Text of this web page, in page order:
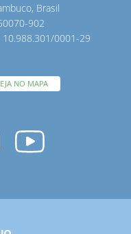
Brasil
902
10.988.301/0001-29
NO MAPA